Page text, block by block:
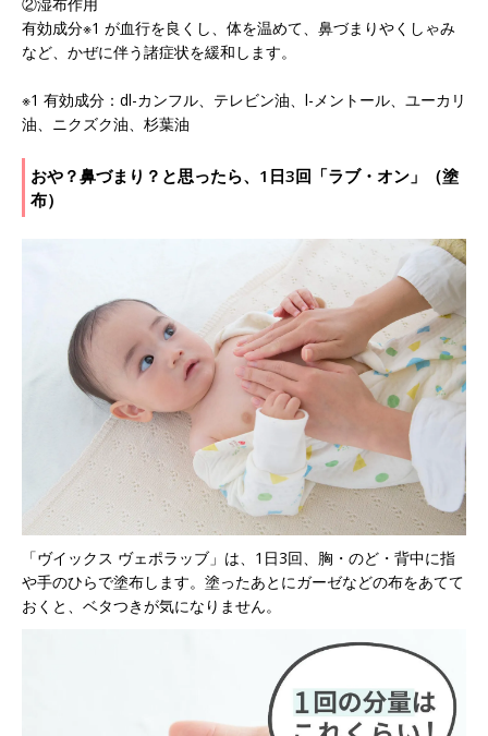
有効成分※1 が血行を良くし、体を温めて、鼻づまりやくしゃみ
など、かぜに伴う諸症状を緩和します。
※1 有効成分：dl-カンフル、テレビン油、l-メントール、ユーカリ
油、ニクズク油、杉葉油
おや？鼻づまり？と思ったら、1日3回「ラブ・オン」（塗
布）
「ヴイックス ヴェポラッブ」は、1日3回、胸・のど・背中に指
や手のひらで塗布します。塗ったあとにガーゼなどの布をあてて
おくと、ベタつきが気になりません。